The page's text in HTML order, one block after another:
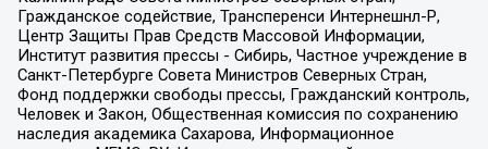
Гражданское содействие, Трансперенси Интернешнл-Р,
Центр Защиты Прав Средств Массовой Информации,
Институт развития прессы - Сибирь, Частное учреждение в
Санкт-Петербурге Совета Министров Северных Стран,
Фонд поддержки свободы прессы, Гражданский контроль,
Человек и Закон, Общественная комиссия по сохранению
наследия академика Сахарова, Информационное